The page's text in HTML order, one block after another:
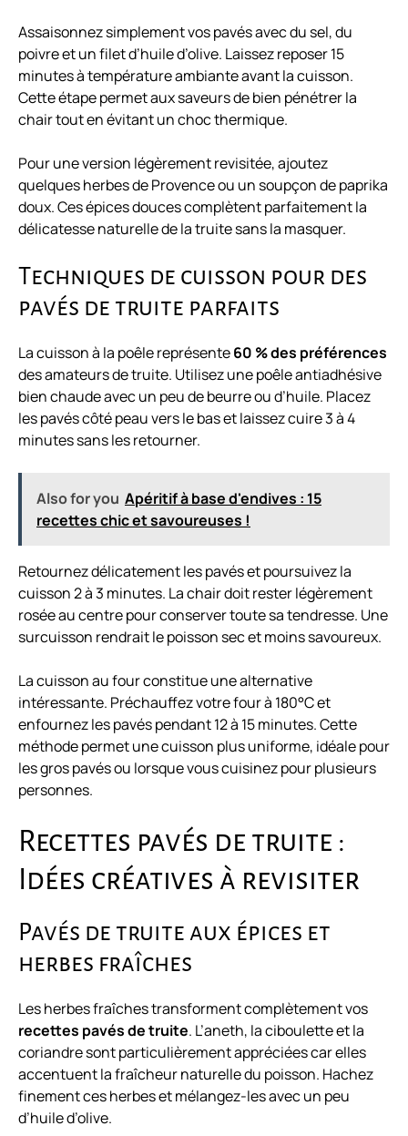
Assaisonnez simplement vos pavés avec du sel, du
poivre et un filet d’huile d’olive. Laissez reposer 15
minutes à température ambiante avant la cuisson.
Cette étape permet aux saveurs de bien pénétrer la
chair tout en évitant un choc thermique.
Pour une version légèrement revisitée, ajoutez
quelques herbes de Provence ou un soupçon de paprika
doux. Ces épices douces complètent parfaitement la
délicatesse naturelle de la truite sans la masquer.
Techniques de cuisson pour des
pavés de truite parfaits
La cuisson à la poêle représente60 % des préférences
des amateurs de truite. Utilisez une poêle antiadhésive
bien chaude avec un peu de beurre ou d’huile. Placez
les pavés côté peau vers le bas et laissez cuire 3 à 4
minutes sans les retourner.
Also for you Apéritif à base d'endives : 15
recettes chic et savoureuses !
Retournez délicatement les pavés et poursuivez la
cuisson 2 à 3 minutes. La chair doit rester légèrement
rosée au centre pour conserver toute sa tendresse. Une
surcuisson rendrait le poisson sec et moins savoureux.
La cuisson au four constitue une alternative
intéressante. Préchauffez votre four à 180°C et
enfournez les pavés pendant 12 à 15 minutes. Cette
méthode permet une cuisson plus uniforme, idéale pour
les gros pavés ou lorsque vous cuisinez pour plusieurs
personnes.
Recettes pavés de truite :
Idées créatives à revisiter
Pavés de truite aux épices et
herbes fraîches
Les herbes fraîches transforment complètement vos
recettes pavés de truite. L’aneth, la ciboulette et la
coriandre sont particulièrement appréciées car elles
accentuent la fraîcheur naturelle du poisson. Hachez
finement ces herbes et mélangez-les avec un peu
d’huile d’olive.